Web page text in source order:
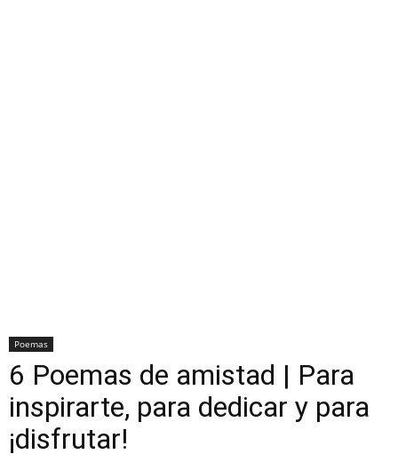
Poemas
6 Poemas de amistad | Para
inspirarte, para dedicar y para
¡disfrutar!